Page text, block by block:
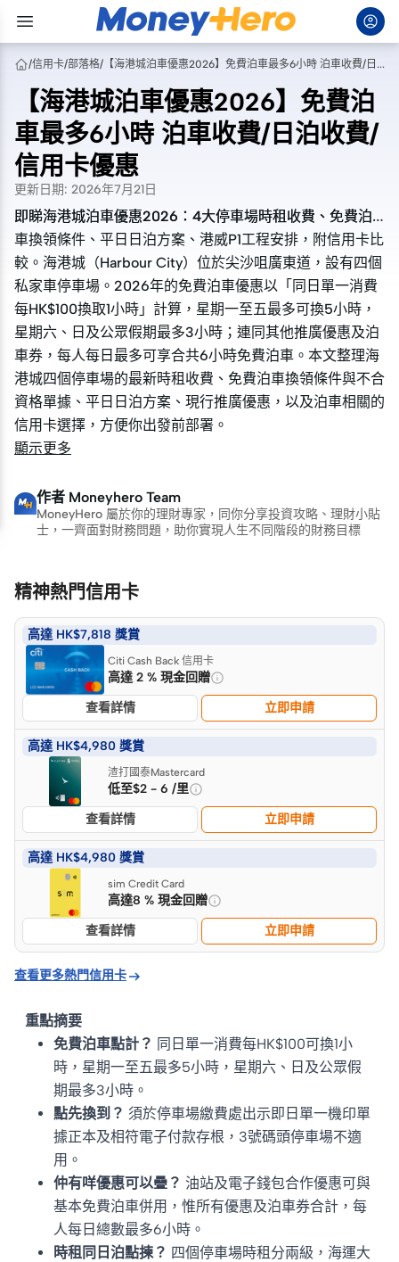
/信用卡/部落格/ 【海港城泊車優惠2026】免費泊車最多6小時 泊車收費/日泊收費/信用卡優惠
【海港城泊車優惠2026】免費泊
車最多6小時 泊車收費/日泊收費/
信用卡優惠
更新日期: 2026年7月21日
即睇海港城泊車優惠2026：4大停車場時租收費、免費泊
車換領條件、平日日泊方案、港威P1工程安排，附信用卡比
較。海港城（Harbour City）位於尖沙咀廣東道，設有四個
私家車停車場。2026年的免費泊車優惠以「同日單一消費
每HK$100換取1小時」計算，星期一至五最多可換5小時，
星期六、日及公眾假期最多3小時；連同其他推廣優惠及泊
車券，每人每日最多可享合共6小時免費泊車。本文整理海
港城四個停車場的最新時租收費、免費泊車換領條件與不合
資格單據、平日日泊方案、現行推廣優惠，以及泊車相關的
信用卡選擇，方便你出發前部署。
即睇海港城泊車優惠2026：4大停車場時租收費、免費泊
車換領條件、平日日泊方案、港威P1工程安排，附信用卡比
較。海港城（Harbour City）位於尖沙咀廣東道，設有四個
私家車停車場。2026年的免費泊車優惠以「同日單一消費
每HK$100換取1小時」計算，星期一至五最多可換5小時，
星期六、日及公眾假期最多3小時；連同其他推廣優惠及泊
車券，每人每日最多可享合共6小時免費泊車。本文整理海
港城四個停車場的最新時租收費、免費泊車換領條件與不合
資格單據、平日日泊方案、現行推廣優惠，以及泊車相關的
信用卡選擇，方便你出發前部署。
顯示更多
作者 Moneyhero Team
MoneyHero 屬於你的理財專家，同你分享投資攻略、理財小貼
士，一齊面對財務問題，助你實現人生不同階段的財務目標
精神熱門信用卡
高達 HK$7,818 獎賞
Citi Cash Back 信用卡
高達 2 % 現金回贈
查看詳情
立即申請
高達 HK$4,980 獎賞
渣打國泰Mastercard
低至$2 - 6 /里
查看詳情
立即申請
高達 HK$4,980 獎賞
sim Credit Card
高達8 % 現金回贈
查看詳情
立即申請
查看更多熱門信用卡
重點摘要
免費泊車點計？ 同日單一消費每HK$100可換1小
時，星期一至五最多5小時，星期六、日及公眾假
期最多3小時。
點先換到？ 須於停車場繳費處出示即日單一機印單
據正本及相符電子付款存根，3號碼頭停車場不適
用。
仲有咩優惠可以疊？ 油站及電子錢包合作優惠可與
基本免費泊車併用，惟所有優惠及泊車券合計，每
人每日總數最多6小時。
時租同日泊點揀？ 四個停車場時租分兩級，海運大